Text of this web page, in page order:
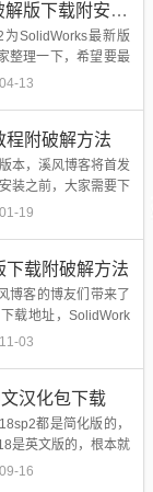
SolidWorks2019 sp2破解版下载附安装教程
SolidWorks最新版
整理一下，希望要最
SolidWorks2019 s
13
附破解方法
本，溪风博客将首发
装之前，大家需要下
下载地址：点
19
载附破解方法
博客的博友们带来了
载地址，SolidWork
正式发布了，是一款
03
汉化包下载
都是简化版的，
是英文版的，根本就
家整理了SolidWor
16